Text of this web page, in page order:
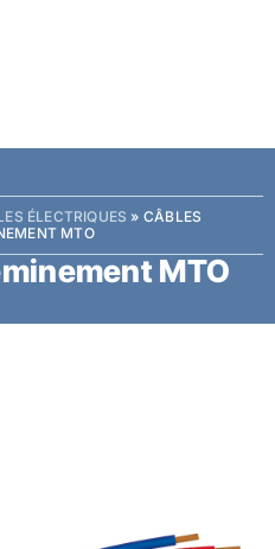
ÉLECTRIQUES » CÂBLES
MTO
MTO